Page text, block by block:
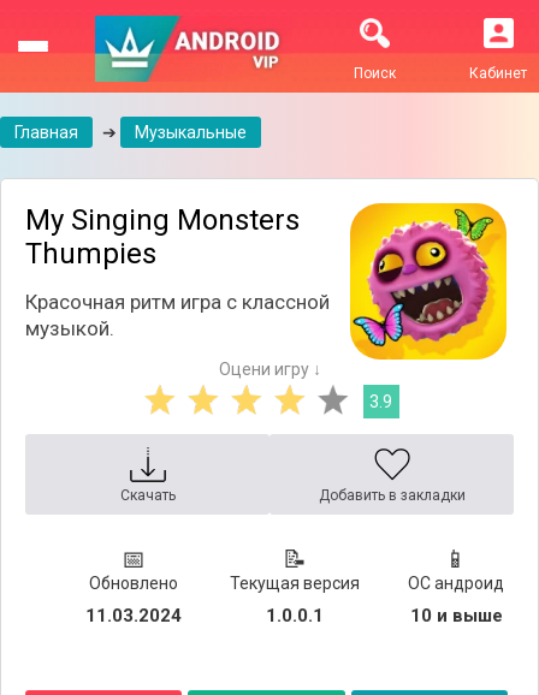
Кабинет
Поиск
Главная ➔ Музыкальные
My Singing Monsters
Thumpies
Красочная ритм игра с классной
музыкой.
Оцени игру ↓
3.9
Скачать Добавить в закладки
📅
Обновлено
11.03.2024
📝
Текущая версия
1.0.0.1
📱
ОС андроид
10 и выше